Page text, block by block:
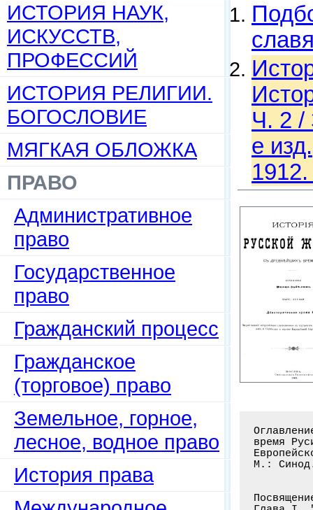
ИСТОРИЯ НАУК,
ИСКУССТВ,
ПРОФЕССИЙ
ИСТОРИЯ РЕЛИГИИ.
БОГОСЛОВИЕ
МЯГКАЯ ОБЛОЖКА
ПРАВО
Административное
право
Государственное
право
Гражданский процесс
Гражданское
(торговое) право
Земельное, горное,
лесное, водное право
История права
Ч. 2 /
е
время
М.: